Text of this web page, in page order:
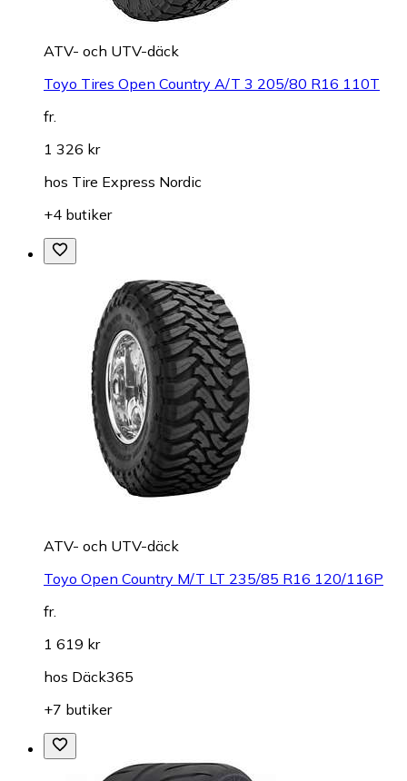
ATV- och UTV-däck
Toyo Tires Open Country A/T 3 205/80 R16 110T
fr.
1 326 kr
hos Tire Express Nordic
+4 butiker
ATV- och UTV-däck
Toyo Open Country M/T LT 235/85 R16 120/116P
fr.
1 619 kr
hos Däck365
+7 butiker